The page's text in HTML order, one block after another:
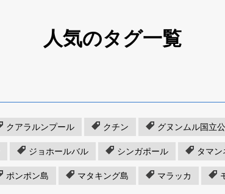
人気のタグ一覧
クアラルンプール クチン グヌンムル国立
ジョホールバル シンガポール タマン
ポンポン島 マタキング島 マラッカ